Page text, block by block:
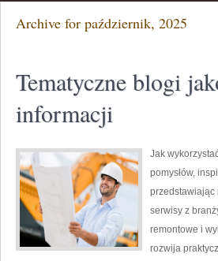
Archive for październik, 2025
Tematyczne blogi
informacji
Jak
pomysłów,
przedstawiając
serwisy z
remontowe i
rozwija